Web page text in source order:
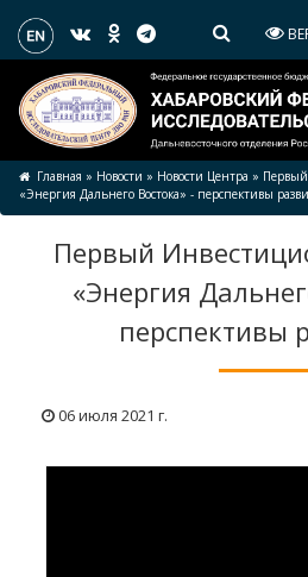
Главная » Новости » Новости Центра »
«Энергия Дальнего Востока» - перспективы
Первый
«Энергия
перспективы
06 июля 2021 г.